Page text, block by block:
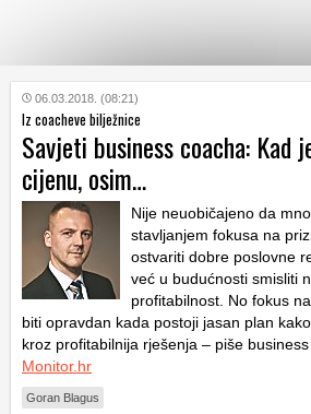
KATEGORIJE
HRVATSKI
WEB
06.03.2018. (08:21)
Iz coacheve bilježnice
Savjeti business coacha: Kad
cijenu, osim…
Nije neuobičajeno da
stavljanjem fokusa na
ostvariti dobre poslovne
već u budućnosti smisliti
profitabilnost. No fokus
biti opravdan kada postoji jasan plan
kroz profitabilnija rješenja – piše
Monitor.hr
Goran Blagus